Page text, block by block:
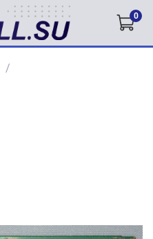
0